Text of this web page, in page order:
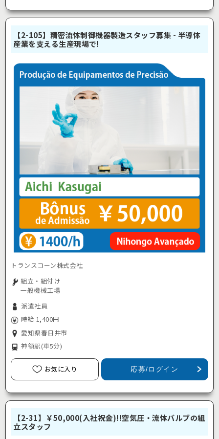
【2-105】精密流体制御機器製造スタッフ募集 - 半導体
産業を支える生産現場で!
トランスコーン株式会社
組立・組付け
一般機械工場
派遣社員
時給 1,400円
愛知県春日井市
神領駅(車5分)
お気に入り 応募/ログイン
【2-31】￥50,000(入社祝金)!!空気圧・流体バルブの組
立スタッフ